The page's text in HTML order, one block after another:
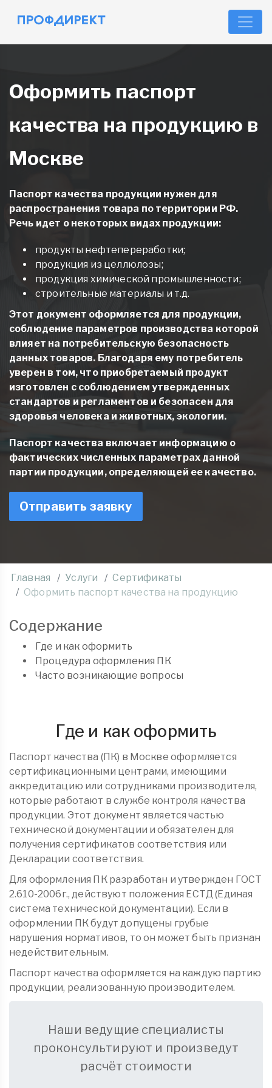
Оформить паспорт
качества на продукцию в
Москве
Паспорт качества продукции нужен для
распространения товара по территории РФ.
Речь идет о некоторых видах продукции:
продукты нефтепереработки;
продукция из целлюлозы;
продукция химической промышленности;
строительные материалы и т.д.
Этот документ оформляется для продукции,
соблюдение параметров производства которой
влияет на потребительскую безопасность
данных товаров. Благодаря ему потребитель
уверен в том, что приобретаемый продукт
изготовлен с соблюдением утвержденных
стандартов и регламентов и безопасен для
здоровья человека и животных, экологии.
Паспорт качества включает информацию о
фактических численных параметрах данной
партии продукции, определяющей ее качество.
Отправить заявку
Главная Услуги
Сертификаты
Оформить паспорт качества на продукцию
Содержание
Где и как оформить
Процедура оформления ПК
Часто возникающие вопросы
Где и как оформить
Паспорт качества (ПК) в Москве оформляется
сертификационными центрами, имеющими
аккредитацию или сотрудниками производителя,
которые работают в службе контроля качества
продукции. Этот документ является частью
технической документации и обязателен для
получения сертификатов соответствия или
Декларации соответствия.
Для оформления ПК разработан и утвержден ГОСТ
2.610-2006г., действуют положения ЕСТД (Единая
система технической документации). Если в
оформлении ПК будут допущены грубые
нарушения нормативов, то он может быть признан
недействительным.
Паспорт качества оформляется на каждую партию
продукции, реализованную производителем.
Наши ведущие специалисты
проконсультируют и произведут
расчёт стоимости